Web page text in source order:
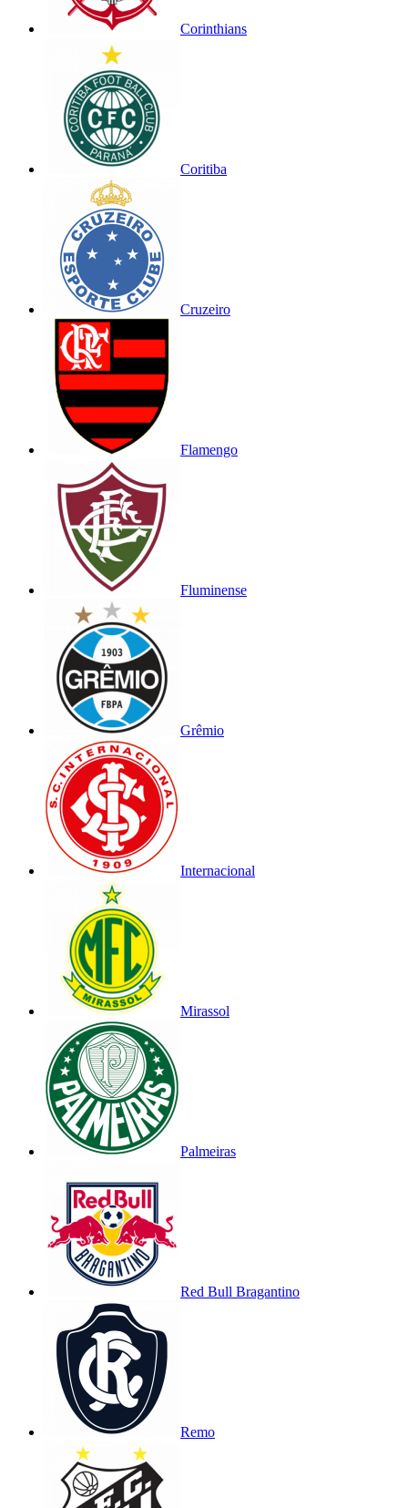
Corinthians
Coritiba
Cruzeiro
Flamengo
Fluminense
Grêmio
Internacional
Mirassol
Palmeiras
Red Bull Bragantino
Remo